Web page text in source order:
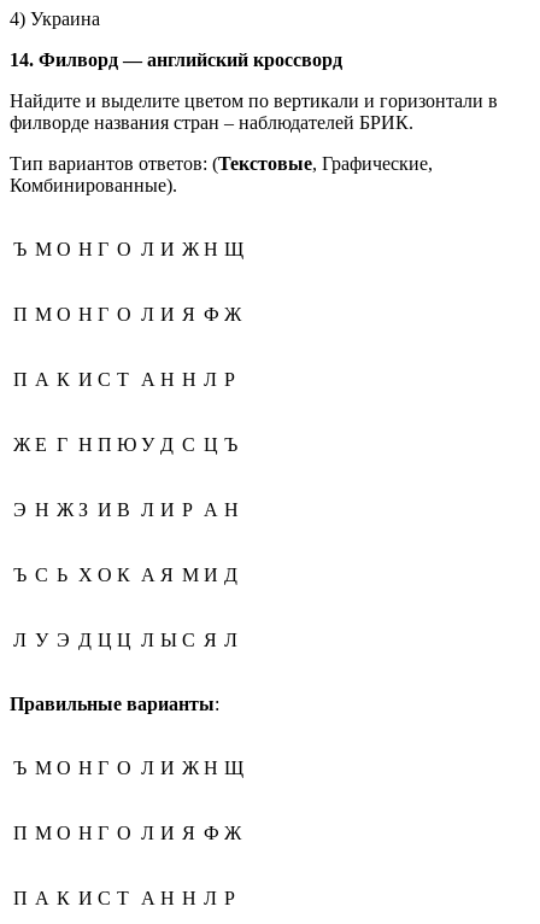
4) Украина
14. Филворд — английский кроссворд
Найдите и выделите цветом по вертикали и горизонтали в
филворде названия стран – наблюдателей БРИК.
Тип вариантов ответов: (Текстовые, Графические,
Комбинированные).
Ъ М О Н Г О Л И Ж Н Щ
П М О Н Г О Л И Я Ф Ж
П А К И С Т А Н Н Л Р
Ж Е Г Н П Ю У Д С Ц Ъ
Э Н Ж З И В Л И Р А Н
Ъ С Ь Х О К А Я М И Д
Л У Э Д Ц Ц Л Ы С Я Л
Правильные варианты:
Ъ М О Н Г О Л И Ж Н Щ
П М О Н Г О Л И Я Ф Ж
П А К И С Т А Н Н Л Р